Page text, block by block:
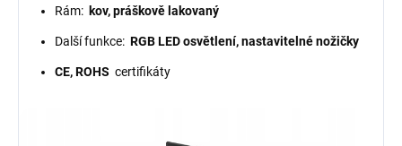
Rám: kov, práškově lakovaný
Další funkce: RGB LED osvětlení, nastavitelné nožičky
CE, ROHS certifikáty